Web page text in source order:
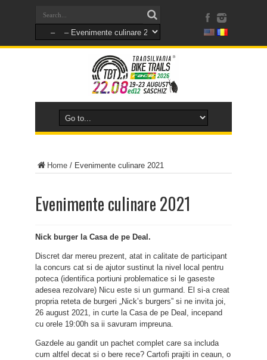
Home / Evenimente culinare 2021
Evenimente culinare 2021
Nick burger la Casa de pe Deal.
Discret dar mereu prezent, atat in calitate de participant
la concurs cat si de ajutor sustinut la nivel local pentru
poteca (identifica portiuni problematice si le gaseste
adesea rezolvare) Nicu este si un gurmand. El si-a creat
propria reteta de burgeri „Nick’s burgers” si ne invita joi,
26 august 2021, in curte la Casa de pe Deal, incepand
cu orele 19:00h sa ii savuram impreuna.
Gazdele au gandit un pachet complet care sa includa
cum altfel decat si o bere rece? Cartofi prajiti in ceaun, o